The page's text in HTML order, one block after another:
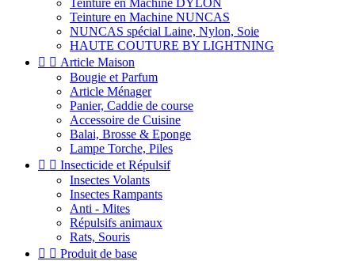
Teinture en Machine DYLON
Teinture en Machine NUNCAS
NUNCAS spécial Laine, Nylon, Soie
HAUTE COUTURE BY LIGHTNING
  Article Maison
Bougie et Parfum
Article Ménager
Panier, Caddie de course
Accessoire de Cuisine
Balai, Brosse & Eponge
Lampe Torche, Piles
  Insecticide et Répulsif
Insectes Volants
Insectes Rampants
Anti - Mites
Répulsifs animaux
Rats, Souris
  Produit de base